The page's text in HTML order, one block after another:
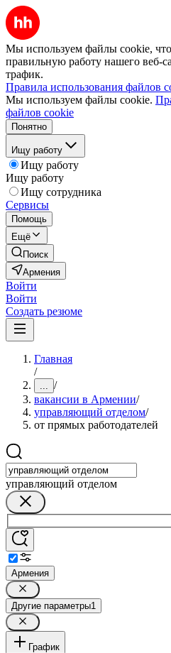
Мы используем файлы cookie,
правильную работу нашего веб-
трафик.
Правила использования файлов
Мы используем файлы cookie.
файлов cookie
Понятно
Ищу работу
Ищу работу
Ищу работу
Ищу сотрудника
Сервисы
Помощь
Ещё
Поиск
Армения
Войти
Войти
Создать резюме
Главная
/
... /
вакансии в Армении/
управляющий отделом/
от прямых работодателей
управляющий отделом
Армения
Другие параметры1
График